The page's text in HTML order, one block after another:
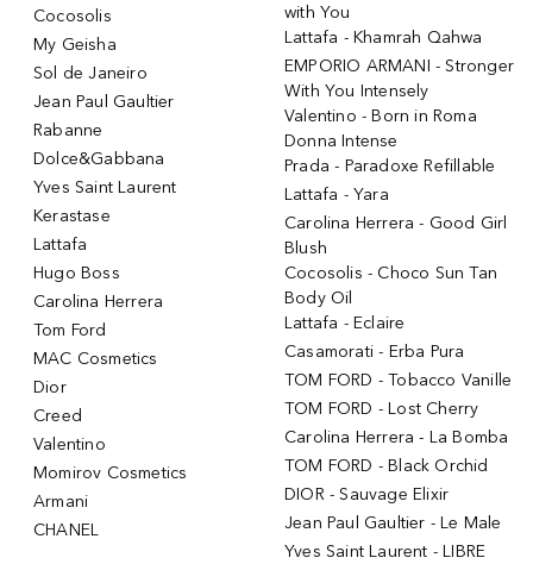
Cocosolis
My Geisha
Sol de Janeiro
Jean Paul Gaultier
Rabanne
Dolce&Gabbana
Yves Saint Laurent
Kerastase
Lattafa
Hugo Boss
Carolina Herrera
Tom Ford
MAC Cosmetics
Dior
Creed
Valentino
Momirov Cosmetics
Armani
CHANEL
with You
Lattafa - Khamrah Qahwa
EMPORIO ARMANI - Stronger
With You Intensely
Valentino - Born in Roma
Donna Intense
Prada - Paradoxe Refillable
Lattafa - Yara
Carolina Herrera - Good Girl
Blush
Cocosolis - Choco Sun Tan
Body Oil
Lattafa - Eclaire
Casamorati - Erba Pura
TOM FORD - Tobacco Vanille
TOM FORD - Lost Cherry
Carolina Herrera - La Bomba
TOM FORD - Black Orchid
DIOR - Sauvage Elixir
Jean Paul Gaultier - Le Male
Yves Saint Laurent - LIBRE